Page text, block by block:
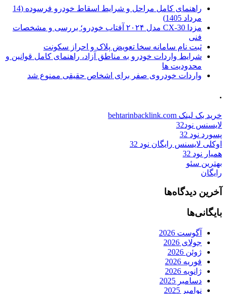
راهنمای کامل مراحل و شرایط اسقاط خودرو فرسوده (14
مرداد 1405)
مزدا CX-30 مدل ۲۰۲۴ آفتاب خودرو؛ بررسی و مشخصات
فنی
ثبت نام سامانه سخا تعویض پلاک و احراز سکونت
شرایط واردات خودرو به مناطق آزاد، راهنمای کامل قوانین و
محدودیت ها
واردات خودروی صفر برای اشخاص حقیقی ممنوع شد
.
خرید بک لینک behtarinbacklink.com
لایسنس نود32
پسورد نود 32
اوکلی لایسنس رایگان نود 32
همیار نود 32
بهترین سئو
رایگان
آخرین دیدگاه‌ها
بایگانی‌ها
آگوست 2026
جولای 2026
ژوئن 2026
فوریه 2026
ژانویه 2026
دسامبر 2025
نوامبر 2025